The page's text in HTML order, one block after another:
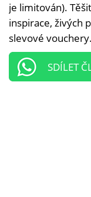
je limitován).
inspirace, živých
slevové vouchery.
SDÍLET